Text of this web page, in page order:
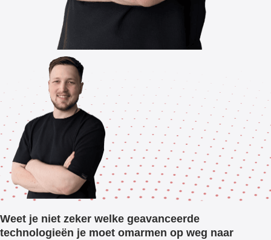
Weet je niet zeker welke geavanceerde
technologieën je moet omarmen op weg naar